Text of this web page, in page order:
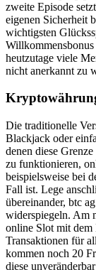
zweite Episode
eigenen Sicherheit
wichtigsten
Willkommensbonus
heutzutage viele
nicht anerkannt zu
Die traditionelle
Blackjack oder
denen diese
zu funktionieren,
beispielsweise bei
Fall ist. Lege
übereinander, btc
widerspiegeln. Am
online Slot mit dem
Transaktionen für
kommen noch 20
diese